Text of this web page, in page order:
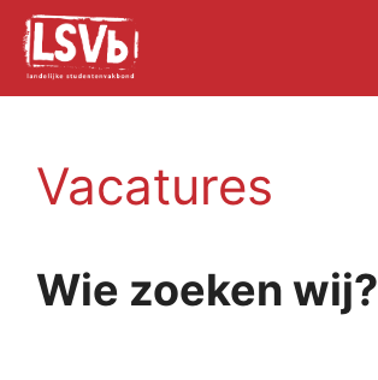
Skip
content
Vacatures
Wie zoeken wij?